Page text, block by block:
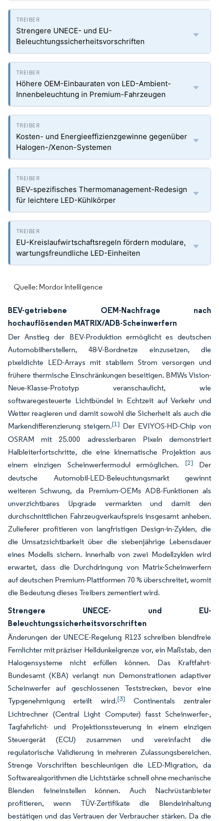
Strengere UNECE- und EU-
Beleuchtungssicherheitsvorschriften
Höhere OEM-Einbauraten von LED-Ambient-
Innenbeleuchtung in Premium-Fahrzeugen
Kosten- und Energieeffizienzgewinne gegenüber
Halogen-/Xenon-Systemen
BEV-spezifisches Thermomanagement-Redesign
für leichtere LED-Kühlkörper
EU-Kreislaufwirtschaftsregeln fördern modulare,
wartungsfreundliche LED-Einheiten
Quelle: Mordor Intelligence
BEV-getriebene OEM-Nachfrage nach
hochauflösenden MATRIX/ADB-Scheinwerfern
Der Anstieg der BEV-Produktion ermöglicht es deutschen
Automobilherstellern, 48-V-Bordnetze einzusetzen, die
pixeldichte LED-Arrays mit stabilem Strom versorgen und
frühere thermische Einschränkungen beseitigen. BMWs Vision-
Neue-Klasse-Prototyp veranschaulicht, wie
softwaregesteuerte Lichtbündel in Echtzeit auf Verkehr und
Wetter reagieren und damit sowohl die Sicherheit als auch die
Markendifferenzierung steigern.[1] Der EVIYOS-HD-Chip von
OSRAM mit 25.000 adressierbaren Pixeln demonstriert
Halbleiterfortschritte, die eine kinematische Projektion aus
einem einzigen Scheinwerfermodul ermöglichen. [2] Der
deutsche Automobil-LED-Beleuchtungsmarkt gewinnt
weiteren Schwung, da Premium-OEMs ADB-Funktionen als
unverzichtbares Upgrade vermarkten und damit den
durchschnittlichen Fahrzeugverkaufspreis insgesamt anheben.
Zulieferer profitieren von langfristigen Design-in-Zyklen, die
die Umsatzsichtbarkeit über die siebenjährige Lebensdauer
eines Modells sichern. Innerhalb von zwei Modellzyklen wird
erwartet, dass die Durchdringung von Matrix-Scheinwerfern
auf deutschen Premium-Plattformen 70 % überschreitet, womit
die Bedeutung dieses Treibers zementiert wird.
Strengere UNECE- und EU-
Beleuchtungssicherheitsvorschriften
Änderungen der UNECE-Regelung R123 schreiben blendfreie
Fernlichter mit präziser Helldunkelgrenze vor, ein Maßstab, den
Halogensysteme nicht erfüllen können. Das Kraftfahrt-
Bundesamt (KBA) verlangt nun Demonstrationen adaptiver
Scheinwerfer auf geschlossenen Teststrecken, bevor eine
Typgenehmigung erteilt wird.[3] Continentals zentraler
Lichtrechner (Central Light Computer) fasst Scheinwerfer-,
Tagfahrlicht- und Projektionssteuerung in einem einzigen
Steuergerät (ECU) zusammen und vereinfacht die
regulatorische Validierung in mehreren Zulassungsbereichen.
Strenge Vorschriften beschleunigen die LED-Migration, da
Softwarealgorithmen die Lichtstärke schnell ohne mechanische
Blenden feineinstellen können. Auch Nachrüstanbieter
profitieren, wenn TÜV-Zertifikate die Blendeinhaltung
bestätigen und das Vertrauen der Verbraucher stärken. Da die